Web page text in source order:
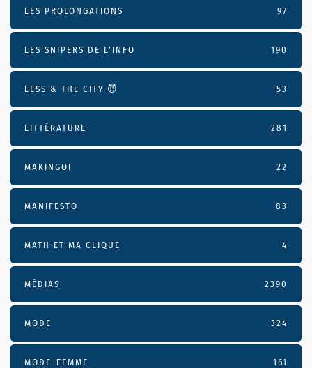
LES PROLONGATIONS 97
LES SNIPERS DE L’INFO 190
LESS & THE CITY 😈 53
LITTÉRATURE 281
MAKINGOF 22
MANIFESTO 83
MATH ET MA CLIQUE 4
MÉDIAS 2390
MODE 324
MODE-FEMME 161